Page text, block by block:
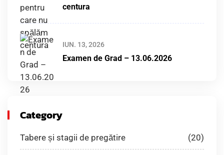
centura
IUN. 13, 2026
Examen de Grad – 13.06.2026
Category
Tabere și stagii de pregătire (20)